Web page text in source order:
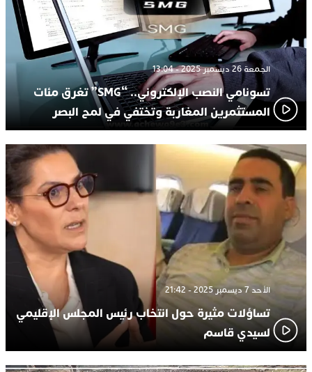
الجمعة 26 ديسمبر 2025 - 13:04
تسونامي النصب الإلكتروني.. “SMG” تغرق مئات
المستثمرين المغاربة وتختفي في لمح البصر
الأحد 7 ديسمبر 2025 - 21:42
تساؤلات مثيرة حول انتخاب رئيس المجلس الإقليمي
لسيدي قاسم